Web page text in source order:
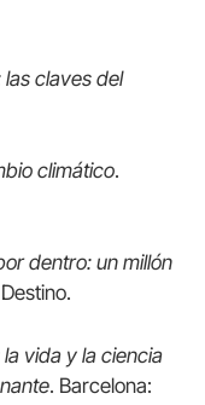
las claves del
climático.
dentro: un millón
vida y la ciencia
. Barcelona: